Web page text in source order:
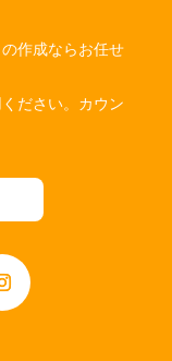
作成ならお任せ
ださい。カウン